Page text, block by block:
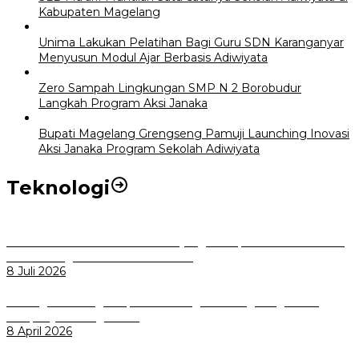
Kabupaten Magelang
Unima Lakukan Pelatihan Bagi Guru SDN Karanganyar
Menyusun Modul Ajar Berbasis Adiwiyata
Zero Sampah Lingkungan SMP N 2 Borobudur
Langkah Program Aksi Janaka
Bupati Magelang Grengseng Pamuji Launching Inovasi
Aksi Janaka Program Sekolah Adiwiyata
Teknologi
8 Juli 2026
8 April 2026